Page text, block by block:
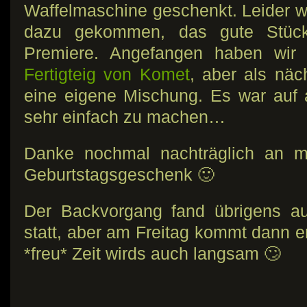
Waffelmaschine geschenkt. Leider
dazu gekommen, das gute
Premiere. Angefangen haben
Fertigteig von Komet, aber als
eine eigene Mischung. Es war
sehr einfach zu machen…
Danke nochmal nachträglich an
Geburtstagsgeschenk 🙂
Der Backvorgang fand übrigens
statt, aber am Freitag kommt dann
*freu* Zeit wirds auch langsam 🙄